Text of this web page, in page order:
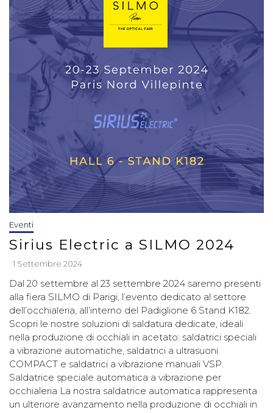
Eventi
Sirius Electric a SILMO 2024
1 Settembre 2024
Dal 20 settembre al 23 settembre 2024 saremo presenti
alla fiera SILMO di Parigi, l’evento dedicato al settore
dell’occhialeria, all’interno del Padiglione 6 Stand K182.
Scopri le nostre soluzioni di saldatura dedicate, ideali
nella produzione di occhiali in acetato: saldatrici speciali
a vibrazione automatiche, saldatrici a ultrasuoni
COMPACT e saldatrici a vibrazione manuali VSP.
Saldatrice speciale automatica a vibrazione per
occhialeria La nostra saldatrice automatica rappresenta
un ulteriore avanzamento nella produzione di occhiali in